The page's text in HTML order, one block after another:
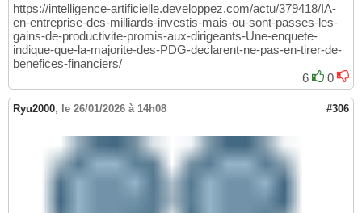
https://intelligence-artificielle.developpez.com/actu/379418/IA-
en-entreprise-des-milliards-investis-mais-ou-sont-passes-les-
gains-de-productivite-promis-aux-dirigeants-Une-enquete-
indique-que-la-majorite-des-PDG-declarent-ne-pas-en-tirer-de-
benefices-financiers/
6
0
Ryu2000, le 26/01/2026 à 14h08 #306